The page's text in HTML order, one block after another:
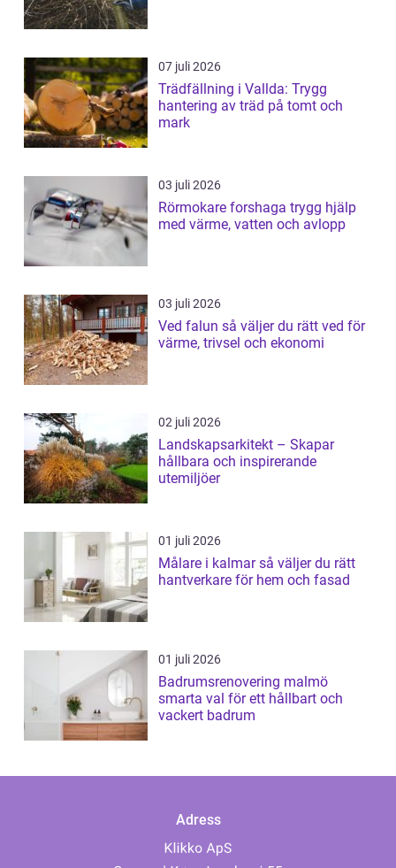
07 juli 2026
Trädfällning i Vallda: Trygg
hantering av träd på tomt och
mark
03 juli 2026
Rörmokare forshaga trygg hjälp
med värme, vatten och avlopp
03 juli 2026
Ved falun så väljer du rätt ved för
värme, trivsel och ekonomi
02 juli 2026
Landskapsarkitekt – Skapar
hållbara och inspirerande
utemiljöer
01 juli 2026
Målare i kalmar så väljer du rätt
hantverkare för hem och fasad
01 juli 2026
Badrumsrenovering malmö
smarta val för ett hållbart och
vackert badrum
Adress